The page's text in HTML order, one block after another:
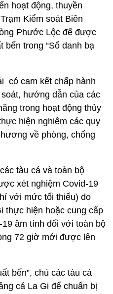
hoạt động, thuyền
Kiểm soát Biên
Phước Lộc để được
bến trong “Sổ danh bạ
có cam kết chấp hành
hướng dẫn của các
trong hoạt động thủy
hiện nghiêm các quy
về phòng, chống
tàu cá và toàn bộ
xét nghiệm Covid-19
với mức tối thiểu) do
thực hiện hoặc cung cấp
âm tính đối với toàn bộ
72 giờ mới được lên
bến”, chủ các tàu cá
cá La Gi để chuẩn bị